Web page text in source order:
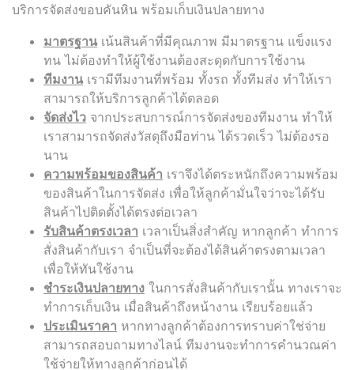
บริการจัดส่งขอบคันหิน พร้อมเก็บเงินปลายทาง
มาตรฐาน เน้นสินค้าที่มีคุณภาพ มีมาตรฐาน แข็งแรง
ทน ไม่ต้องทำให้ผู้ใช้งานต้องสะดุดกับการใช้งาน
ทีมงาน เรามีทีมงานที่พร้อม ทั้งรถ ทั้งทีมส่ง ทำให้เรา
สามารถให้บริการลูกค้าได้ตลอด
จัดส่งไว จากประสบการณ์การจัดส่งของทีมงาน ทำให้
เราสามารถจัดส่งวัสดุถึงมือท่าน ได้รวดเร็ว ไม่ต้องรอ
นาน
ความพร้อมของสินค้า เราจึงได้ตระหนักถึงความพร้อม
ของสินค้าในการจัดส่ง เพื่อให้ลูกค้ามั่นใจว่าจะได้รับ
สินค้าไปติดตั้งได้ตรงต่อเวลา
รับสินค้าตรงเวลา เวลาเป็นสิ่งสำคัญ หากลูกค้า ทำการ
สั่งสินค้ากับเรา จำเป็นที่จะต้องได้สินค้าตรงตามเวลา
เพื่อให้ทันใช้งาน
ชำระเงินปลายทาง ในการสั่งสินค้ากับเรานั้น ทางเราจะ
ทำการเก็บเงิน เมื่อสินค้าถึงหน้างาน เรียบร้อยแล้ว
ประเมินราคา หากทางลูกค้าต้องการทราบค่าใช่จ่าย
สามารถสอบถามทางไลน์ ทีมงานจะทำการคำนวณค่า
ใช้จ่ายให้ทางลูกค้าก่อนได้